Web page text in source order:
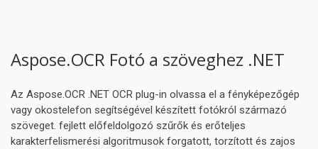
Aspose.OCR Fotó a szöveghez .NET
Az Aspose.OCR .NET OCR plug-in olvassa el a fényképezőgép
vagy okostelefon segítségével készített fotókról származó
szöveget. fejlett előfeldolgozó szűrők és erőteljes
karakterfelismerési algoritmusok forgatott, torzított és zajos